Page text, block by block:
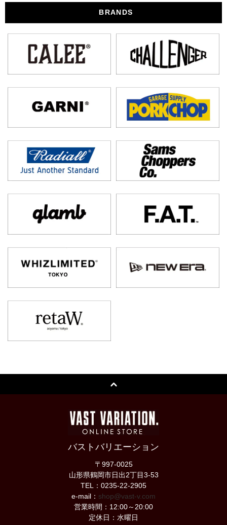
BRANDS
バストバリエーション
〒997-0025
山形県鶴岡市日出2丁目3-53
TEL：0235-22-2905
e-mail： shop@vast-v.com
営業時間：12:00～20:00
定休日：水曜日